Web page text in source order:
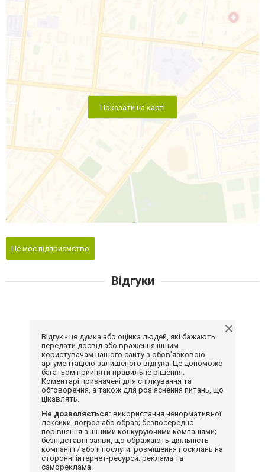
Показати на карті
Це моє підприємство
Відгуки
Відгук - це думка або оцінка людей, які бажають
передати досвід або враження іншим
користувачам нашого сайту з обов'язковою
аргументацією залишеного відгука. Це допоможе
багатьом прийняти правильне рішення.
Коментарі призначені для спілкування та
обговорення, а також для роз'яснення питань, що
цікавлять.
Не дозволяється: використання ненормативної
лексики, погроз або образ; безпосереднє
порівняння з іншими конкуруючими компаніями;
безпідставні заяви, що ображають діяльність
компанії і / або її послуги; розміщення посилань на
сторонні інтернет-ресурси; реклама та
самореклама.